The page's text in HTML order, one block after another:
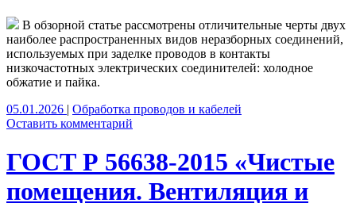
В обзорной статье рассмотрены отличительные черты двух
наиболее распространенных видов неразборных соединений,
используемых при заделке проводов в контакты
низкочастотных электрических соединителей: холодное
обжатие и пайка.
05.01.2026 | Обработка проводов и кабелей
Оставить комментарий
ГОСТ Р 56638-2015 «Чистые
помещения. Вентиляция и